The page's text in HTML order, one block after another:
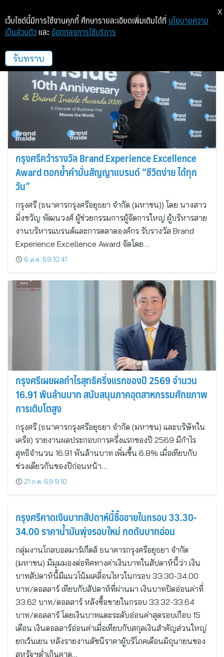
กรุงศรีอยุธยา
กรุงศรีคว้ารางวัล Brand Experience Excellence
Award ตอกย้ำคำมั่นสัญญาแบรนด์ “ชีวิตง่าย ได้ทุก
วัน”
กรุงศรี (ธนาคารกรุงศรีอยุธยา จำกัด (มหาชน)) โดย นางสาว
มิ่งขวัญ พัฒนวงศ์ ผู้ช่วยกรรมการผู้จัดการใหญ่ ผู้บริหารสาย
งานบริหารแบรนด์และการตลาดองค์กร รับรางวัล Brand
Experience Excellence Award จัดโดย…
6 ส.ค. 69 10:41
กรุงศรีเผยผลกำไรสุทธิครึ่งแรกของปี 2569 จำนวน
16.91 พันล้านบาท สนับสนุนภาคอุตสาหกรรมศักยภาพ
การเติบโตสูง
กรุงศรี (ธนาคารกรุงศรีอยุธยา จำกัด (มหาชน) และบริษัทใน
เครือ) รายงานผลประกอบการครึ่งแรกของปี 2569 มีกำไร
สุทธิจำนวน 16.91 พันล้านบาท เพิ่มขึ้น 6.8% เมื่อเทียบกับ
ช่วงเดียวกันของปีก่อนหน้า…
21 ก.ค. 69 9:10
กรุงศรีคาดเงินบาทสัปดาห์นี้ซื้อขายในกรอบ 33.30-
34.00 ราคาน้ำมันพุ่งรอบใหม่ กดดันบาทอ่อน
กลุ่มงานโกลบอลมาร์เก็ตส์ ธนาคารกรุงศรีอยุธยา จำกัด
(มหาชน) มีมุมมองต่อทิศทางค่าเงินบาทในสัปดาห์นี้ว่า เงิน
บาทสัปดาห์นี้มีแนวโน้มเคลื่อนไหวในกรอบ 33.30-34.00
บาท/ดอลลาร์ เทียบกับสัปดาห์ที่ผ่านมา เงินบาทปิดอ่อนค่าที่
33.62 บาท/ดอลลาร์ หลังซื้อขายในกรอบ 33.32-33.64
บาท/ดอลลาร์ โดยเงินบาทแตะระดับอ่อนค่าสุดรอบเกือบ 15
เดือน เงินดอลลาร์อ่อนค่าเมื่อเทียบกับสกุลเงินสำคัญส่วนใหญ่
ยกเว้นเยน หลังรายงานดัชนีราคาผู้บริโภคเดือนมิถุนายนของ
สหรัฐฯต่ำเกินคาด…
เว็บไซต์นี้มีการใช้งานคุกกี้ ศึกษารายละเอียดเพิ่มเติมได้ที่ นโยบายความ
เป็นส่วนตัว และ ข้อตกลงการใช้บริการ
รับทราบ
X